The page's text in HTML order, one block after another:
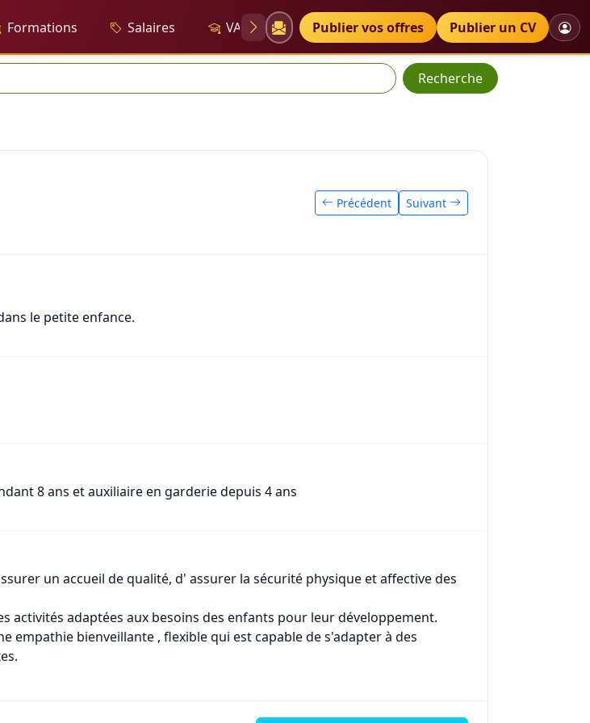
Formations Salaires VAE Diplômes Petites annonces
Publier vos offres Publier un CV
Recherche
Précédent Suivant
le petite enfance.
8 ans et auxiliaire en garderie depuis 4 ans
un accueil de qualité, d' assurer la sécurité physique et affective des
activités adaptées aux besoins des enfants pour leur développement.
empathie bienveillante , flexible qui est capable de s'adapter à des